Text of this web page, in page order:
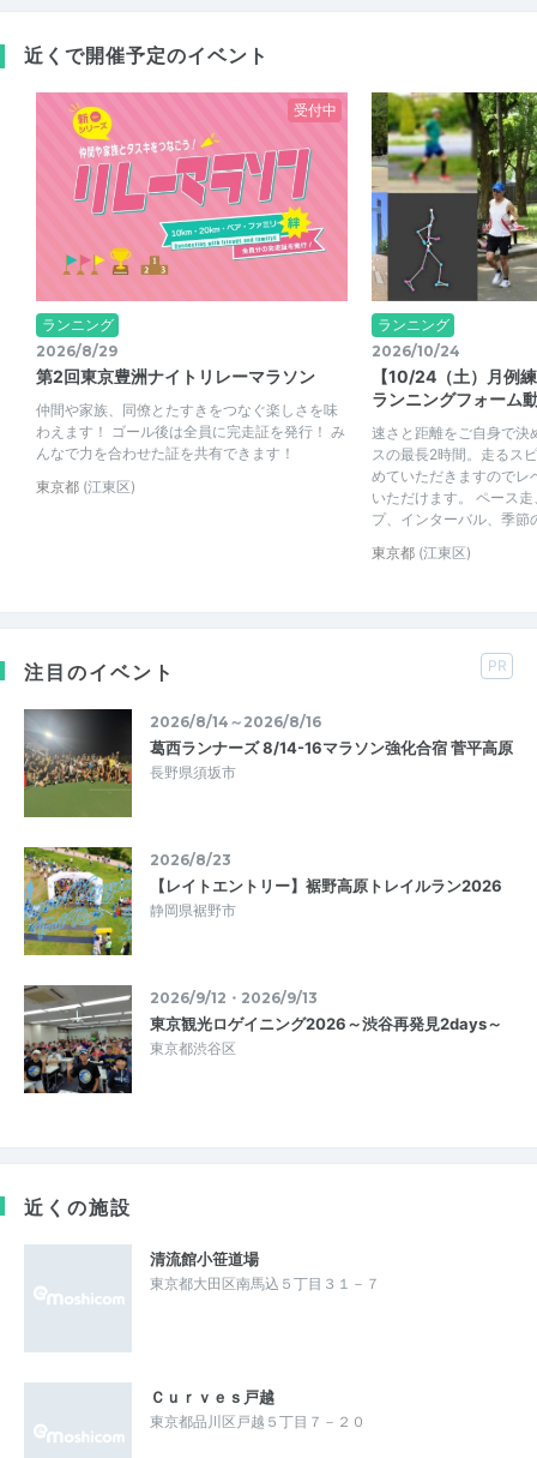
近くで開催予定のイベント
受付中
ランニング
2026/8/29
第2回東京豊洲ナイトリレーマラソン
仲間や家族、同僚とたすきをつなぐ楽しさを味
わえます！ ゴール後は全員に完走証を発行！ み
んなで力を合わせた証を共有できます！
東京都 (江東区)
ランニング
2026/10/24
【10/24（土）月例
ランニングフォーム
速さと距離をご自身で
スの最長2時間。走るス
めていただきますのでレ
いただけます。 ペース
プ、インターバル、季節
東京都 (江東区)
注目のイベント PR
2026/8/14～2026/8/16
葛西ランナーズ 8/14-16マラソン強化合宿 菅平高原
長野県須坂市
2026/8/23
【レイトエントリー】裾野高原トレイルラン2026
静岡県裾野市
2026/9/12・2026/9/13
東京観光ロゲイニング2026～渋谷再発見2days～
東京都渋谷区
近くの施設
清流館小笹道場
東京都大田区南馬込５丁目３１－７
Ｃｕｒｖｅｓ戸越
東京都品川区戸越５丁目７－２０